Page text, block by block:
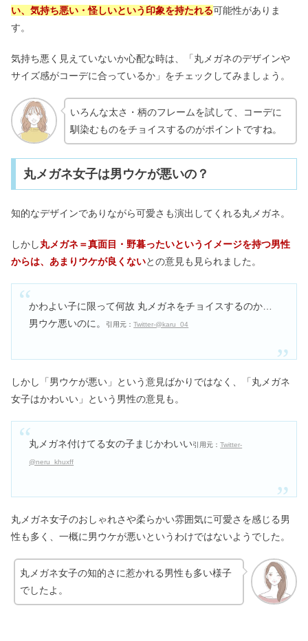
い、気持ち悪い・怪しいという印象を持たれる可能性がありま
す。
気持ち悪く見えていないか心配な時は、「丸メガネのデザインや
サイズ感がコーデに合っているか」をチェックしてみましょう。
いろんな太さ・柄のフレームを試して、コーデに
馴染むものをチョイスするのがポイントですね。
丸メガネ女子は男ウケが悪いの？
知的なデザインでありながら可愛さも演出してくれる丸メガネ。
しかし丸メガネ＝真面目・野暮ったいというイメージを持つ男性
からは、あまりウケが良くないとの意見も見られました。
かわよい子に限って何故 丸メガネをチョイスするのか…
男ウケ悪いのに。
引用元：Twitter-@karu_04
しかし「男ウケが悪い」という意見ばかりではなく、「丸メガネ
女子はかわいい」という男性の意見も。
丸メガネ付けてる女の子まじかわいい引用元：Twitter-
@neru_khuxff
丸メガネ女子のおしゃれさや柔らかい雰囲気に可愛さを感じる男
性も多く、一概に男ウケが悪いというわけではないようでした。
丸メガネ女子の知的さに惹かれる男性も多い様子
でしたよ。